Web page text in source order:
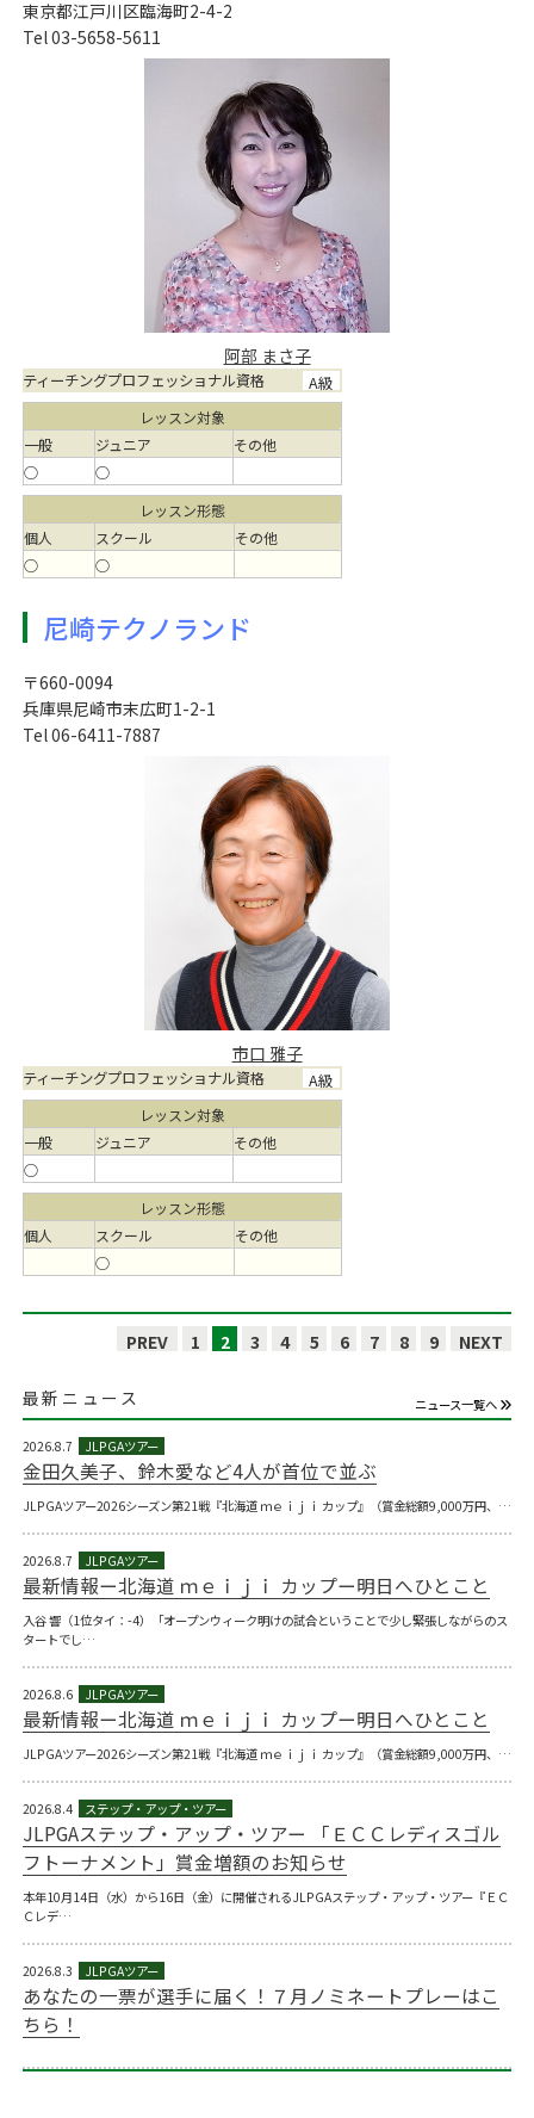
東京都江戸川区臨海町2-4-2
Tel 03-5658-5611
阿部 まさ子
ティーチングプロフェッショナル資格 A級
レッスン対象
一般
ジュニア
その他
○
○
レッスン形態
個人
スクール
その他
○
○
尼崎テクノランド
〒660-0094
兵庫県尼崎市末広町1-2-1
Tel 06-6411-7887
市口 雅子
ティーチングプロフェッショナル資格 A級
レッスン対象
一般
ジュニア
その他
○
レッスン形態
個人
スクール
その他
○
PREV 1 2 3 4 5 6 7 8 9 NEXT
最新ニュース ニュース一覧へ
2026.8.7
金田久美子、鈴木愛など4人が首位で並ぶ
JLPGAツアー2026シーズン第21戦『北海道 ｍｅｉｊｉ カップ』（賞金総額9,000万円、…
2026.8.7
最新情報ー北海道 ｍｅｉｊｉ カップー明日へひとこと
入谷 響（1位タイ：-4）「オープンウィーク明けの試合ということで少し緊張しながらのス
タートでし…
2026.8.6
最新情報ー北海道 ｍｅｉｊｉ カップー明日へひとこと
JLPGAツアー2026シーズン第21戦『北海道 ｍｅｉｊｉ カップ』（賞金総額9,000万円、…
2026.8.4
JLPGAステップ・アップ・ツアー 「ＥＣＣレディスゴル
フトーナメント」賞金増額のお知らせ
本年10月14日（水）から16日（金）に開催されるJLPGAステップ・アップ・ツアー『ＥＣ
Ｃレデ…
2026.8.3
あなたの一票が選手に届く！７月ノミネートプレーはこ
ちら！